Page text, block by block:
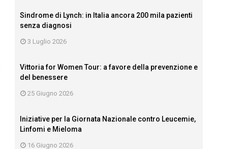
Sindrome di Lynch: in Italia ancora 200 mila pazienti
senza diagnosi
3 Luglio 2026
Vittoria for Women Tour: a favore della prevenzione e
del benessere
25 Giugno 2026
Iniziative per la Giornata Nazionale contro Leucemie,
Linfomi e Mieloma
16 Giugno 2026